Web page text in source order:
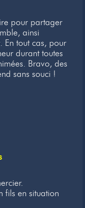
pour partager
ainsi
En tout cas, pour
durant toutes
Bravo, des
sans souci !
fils en situation